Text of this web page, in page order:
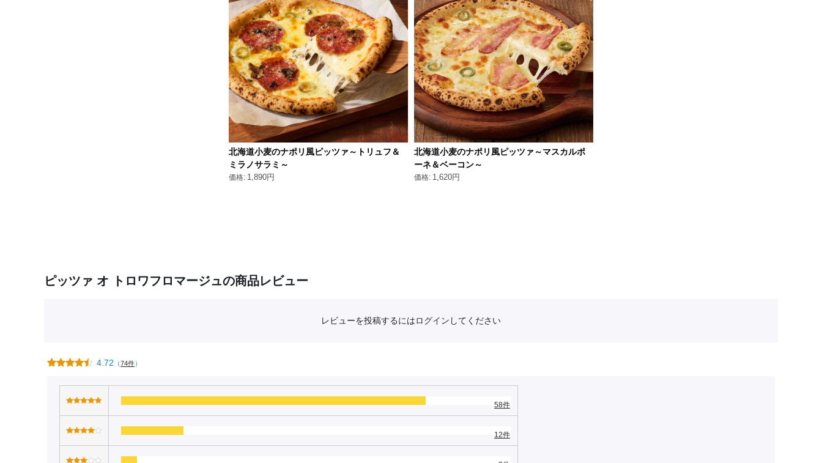
北海道小麦のナポリ風ピッツァ～トリュフ＆
ミラノサラミ～
1,890円
北海道小麦のナポリ風ピッツァ～マスカルポ
ーネ＆ベーコン～
1,620円
ピッツァ オ トロワフロマージュの商品レビュー
レビューを投稿するにはログイン してください
4.72 （74件）
58件
12件